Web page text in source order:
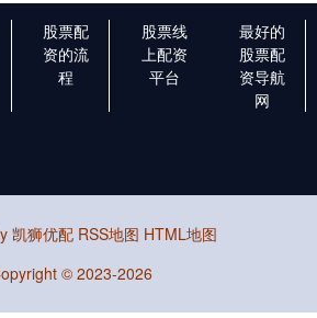
股票配
资的流
程
股票线
上配资
平台
最好的
股票配
资导航
网
凯狮优配 RSS地图 HTML地图
© 2023-2026